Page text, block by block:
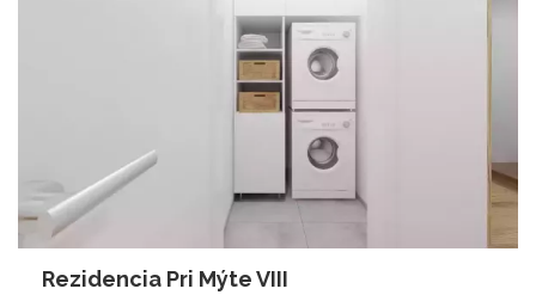
Rezidencia Pri Mýte VIII